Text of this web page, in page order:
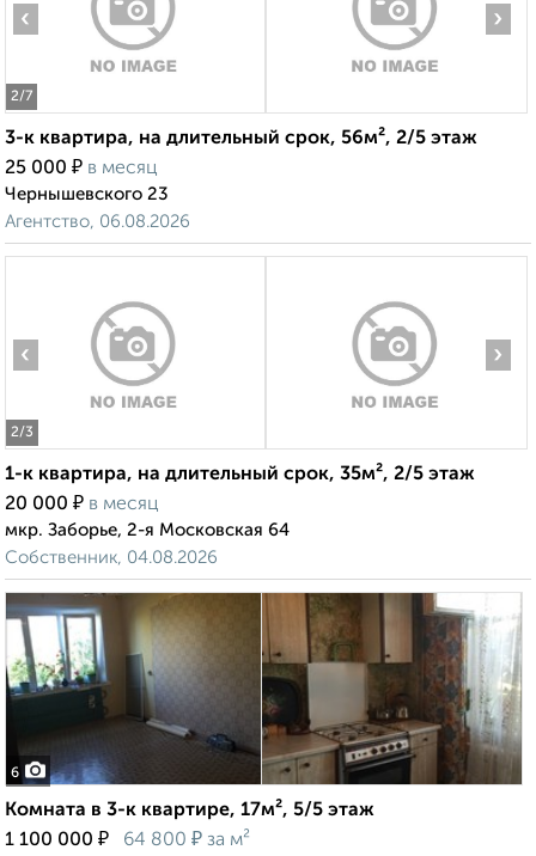
2/7
‹ ›
3-к квартира, на длительный срок, 56м², 2/5 этаж
25 000 ₽ в месяц
Чернышевского 23
Агентство, 06.08.2026
2/3
‹ ›
1-к квартира, на длительный срок, 35м², 2/5 этаж
20 000 ₽ в месяц
мкр. Заборье, 2-я Московская 64
Собственник, 04.08.2026
6
Комната в 3-к квартире, 17м², 5/5 этаж
1 100 000 ₽ 64 800 ₽ за м²